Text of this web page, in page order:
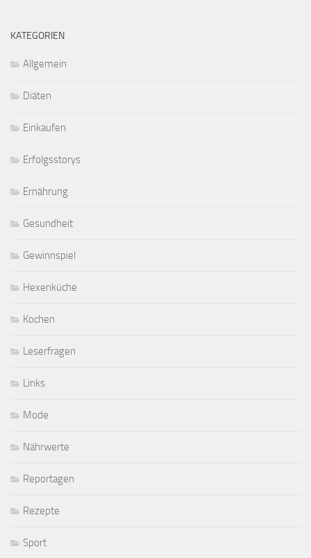
KATEGORIEN
Allgemein
Diäten
Einkaufen
Erfolgsstorys
Ernährung
Gesundheit
Gewinnspiel
Hexenküche
Kochen
Leserfragen
Links
Mode
Nährwerte
Reportagen
Rezepte
Sport